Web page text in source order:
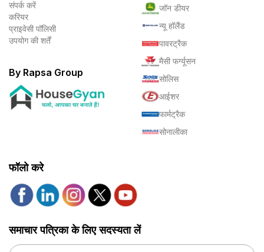
संपर्क करें
करियर
प्राइवेसी पॉलिसी
उपयोग की शर्तें
By Rapsa Group
जॉन डीयर
न्यू हॉलैंड
पावरट्रैक
मैसी फर्ग्यूसन
सोलिस
आईशर
फार्मट्रैक
सोनालीका
फॉलो करे
समाचार पत्रिका के लिए सदस्यता लें